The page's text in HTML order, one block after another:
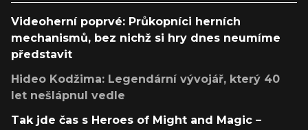
Videoherní poprvé: Průkopníci herních
mechanismů, bez nichž si hry dnes neumíme
představit
Hideo Kodžima: Legendární vývojář, který 40
let nešlápnul vedle
Tak jde čas s Heroes of Might and Magic –